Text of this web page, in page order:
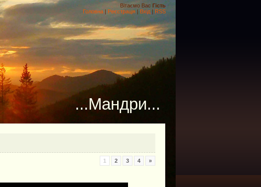
Вітаємо Вас Гість
Головна | Реєстрація | Вхід | RSS
...Мандри...
1 2 3 4 »